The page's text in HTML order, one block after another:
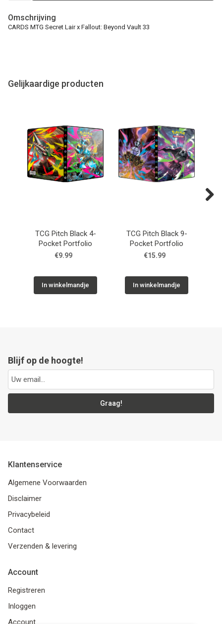
Omschrijving
CARDS MTG Secret Lair x Fallout: Beyond Vault 33
Gelijkaardige producten
TCG Pitch Black 4-
Pocket Portfolio
€9.99
In winkelmandje
TCG Pitch Black 9-
Pocket Portfolio
€15.99
In winkelmandje
Blijf op de hoogte!
Graag!
Klantenservice
Algemene Voorwaarden
Disclaimer
Privacybeleid
Contact
Verzenden & levering
Account
Registreren
Inloggen
Account